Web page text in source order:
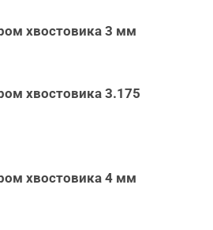
хвостовика 3 мм
хвостовика 3.175
хвостовика 4 мм